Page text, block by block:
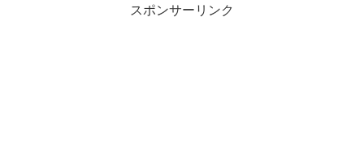
スポンサーリンク